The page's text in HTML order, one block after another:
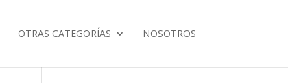
OTRAS CATEGORÍAS NOSOTROS